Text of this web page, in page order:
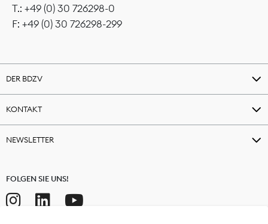
T.: +49 (0) 30 726298-0
F: +49 (0) 30 726298-299
DER BDZV
KONTAKT
NEWSLETTER
FOLGEN SIE UNS!